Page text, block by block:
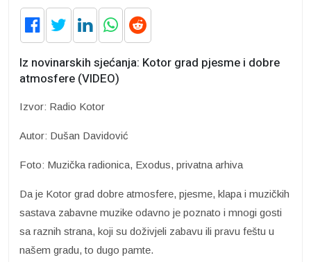
Iz novinarskih sjećanja: Kotor grad pjesme i dobre
atmosfere (VIDEO)
Izvor: Radio Kotor
Autor: Dušan Davidović
Foto: Muzička radionica, Exodus, privatna arhiva
Da je Kotor grad dobre atmosfere, pjesme, klapa i muzičkih
sastava zabavne muzike odavno je poznato i mnogi gosti
sa raznih strana, koji su doživjeli zabavu ili pravu feštu u
našem gradu, to dugo pamte.